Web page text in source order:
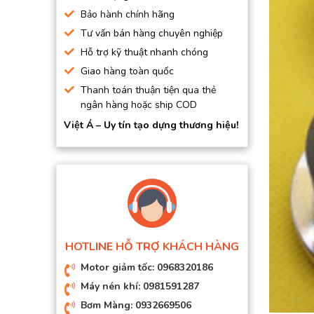
BƠM HÚT CHÂN KHÔNG
BƠM ĐỊNH LƯỢNG
MOTOR, HỘP GIẢM TỐC
MÁY TẠO KHÍ NITO
Bảo hành chính hãng
Tư vấn bán hàng chuyên nghiệp
Hỗ trợ kỹ thuật nhanh chóng
Giao hàng toàn quốc
Thanh toán thuận tiện qua thẻ
ngân hàng hoặc ship COD
Việt Á – Uy tín tạo dựng thương hiệu!
HOTLINE HỖ TRỢ KHÁCH HÀNG
Motor giảm tốc: 0968320186
Máy nén khí: 0981591287
Bơm Màng: 0932669506